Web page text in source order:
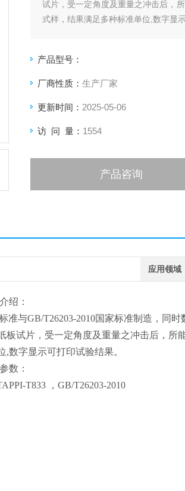
试片，受一定角度及重量之冲击后，
式样，结果满足多种标准单位,数字显
产品型号：
厂商性质： 生产厂家
更新时间： 2025-05-06
访 问 量： 1554
产品咨询
应用领域
绍：
准与GB/T26203-2010国家标准制造， 同时
板试片，受一定角度及重量之冲击后，所
数字显示可打印试验结果。
数：
T833 ，GB/T26203-2010